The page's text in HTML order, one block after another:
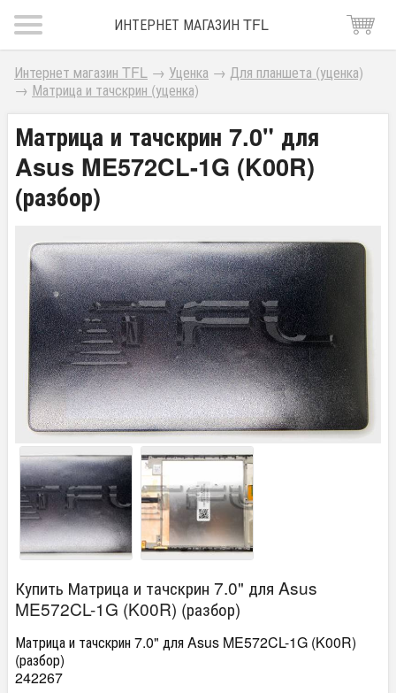
ИНТЕРНЕТ МАГАЗИН TFL
Интернет магазин TFL → Уценка → Для планшета (уценка)
→ Матрица и тачскрин (уценка)
Матрица и тачскрин 7.0" для
Asus ME572CL-1G (K00R)
(разбор)
Купить Матрица и тачскрин 7.0" для Asus
ME572CL-1G (K00R) (разбор)
Матрица и тачскрин 7.0" для Asus ME572CL-1G (K00R)
(разбор)
242267